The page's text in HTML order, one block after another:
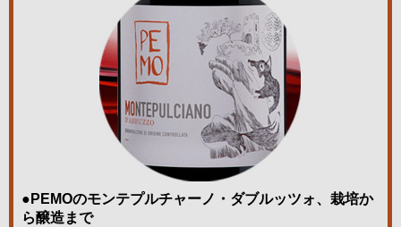
●PEMOのモンテプルチャーノ・ダブルッツォ、栽培か
ら醸造まで